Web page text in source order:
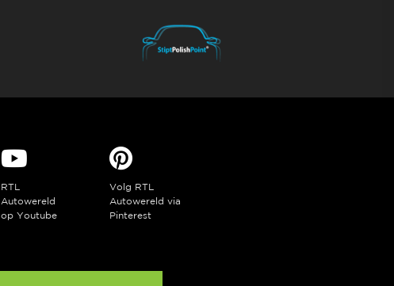
RTL
Autowereld
op Youtube
Volg RTL
Autowereld via
Pinterest